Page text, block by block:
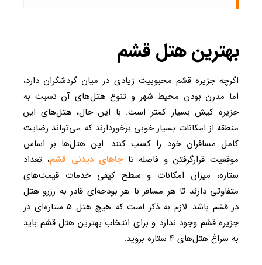
بهترین هتل قشم
اگرچه جزیره قشم محبوبیت زیادی در میان گردشگران دارد،
اما مدرن بودن محیط شهر و تنوع هتل‌های آن نسبت به
جزیره کیش بسیار کمتر است. با این حال، هتل‌های این
منطقه از امکانات بسیار خوبی برخوردارند که می‌تواند رضایت
کامل مسافران خود را کسب کنند. این هتل‌ها بر اساس
موقعیت قرارگرفتن و فاصله تاجاهای دیدنی قشم، تعداد
ستاره، میزان امکانات و سطح کیفی خدمات قیمت‌های
متفاوتی دارند تا هر مسافر با هر بودجه‌ای قادر به رزرو هتل
در قشم باشد. لازم به ذکر است که هیچ هتل ۵ ستاره‌ای در
جزیره قشم وجود ندارد و برای انتخاب بهترین هتل قشم باید
به سراغ هتل‌های ۴ ستاره بروید.